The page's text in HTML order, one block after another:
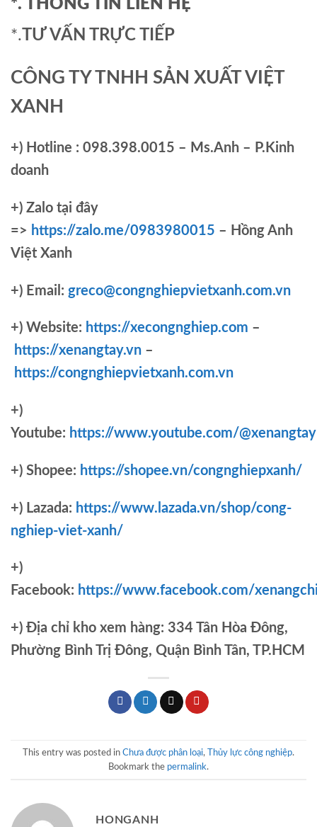
*. THÔNG TIN LIÊN HỆ
*.TƯ VẤN TRỰC TIẾP
CÔNG TY TNHH SẢN XUẤT VIỆT
XANH
+) Hotline : 098.398.0015 – Ms.Anh – P.Kinh
doanh
+) Zalo tại đây
=> https://zalo.me/0983980015 – Hồng Anh
Việt Xanh
+) Email: greco@congnghiepvietxanh.com.vn
+) Website: https://xecongnghiep.com –
https://xenangtay.vn –
https://congnghiepvietxanh.com.vn
+)
Youtube: https://www.youtube.com/@xenangtay
+) Shopee: https://shopee.vn/congnghiepxanh/
+) Lazada: https://www.lazada.vn/shop/cong-
nghiep-viet-xanh/
+)
Facebook: https://www.facebook.com/
+) Địa chỉ kho xem hàng: 334 Tân Hòa Đông,
Phường Bình Trị Đông, Quận Bình Tân, TP.HCM
This entry was posted in Chưa được phân loại, Thủy lực công nghiệp.
Bookmark the permalink.
HONGANH